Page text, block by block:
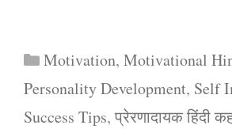
Categories
Motivation, Motivational
Personality Development, Self
Success Tips,प्रेरणादायक हिंदी